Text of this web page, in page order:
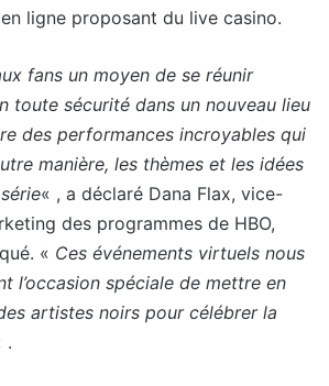
ligne proposant du live casino.
fans un moyen de se réunir
toute sécurité dans un nouveau lieu
des performances incroyables qui
manière, les thèmes et les idées
« , a déclaré Dana Flax, vice-
des programmes de HBO,
« Ces événements virtuels nous
l’occasion spéciale de mettre en
artistes noirs pour célébrer la
.